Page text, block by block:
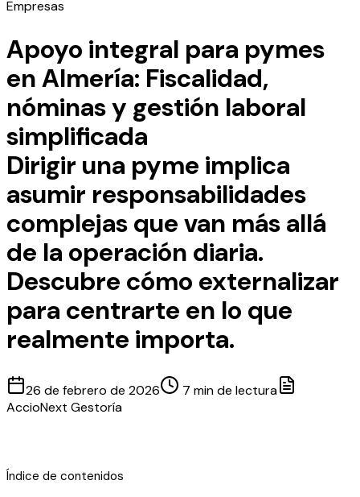
Empresas
Apoyo integral para pymes
en Almería: Fiscalidad,
nóminas y gestión laboral
simplificada
Dirigir una pyme implica
asumir responsabilidades
complejas que van más allá
de la operación diaria.
Descubre cómo externalizar
para centrarte en lo que
realmente importa.
26 de febrero de 2026
7 min de lectura
AccioNext Gestoría
Índice de contenidos